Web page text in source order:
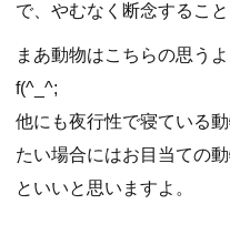
で、やむなく断念すること
まあ動物はこちらの思う
f(^_^;
他にも夜行性で寝ている
たい場合にはお目当ての
といいと思いますよ。